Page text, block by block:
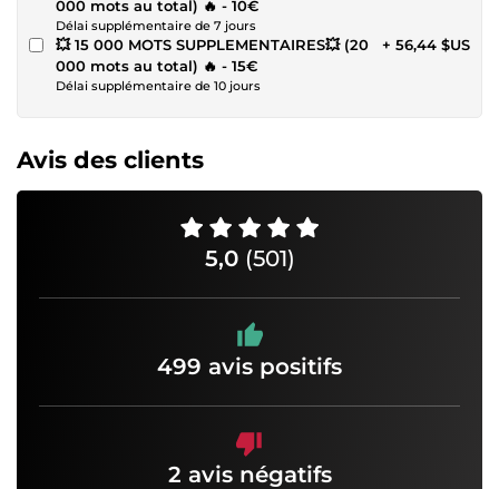
000 mots au total) 🔥 - 10€
Délai supplémentaire de 7 jours
💥 15 000 MOTS SUPPLEMENTAIRES💥 (20
000 mots au total) 🔥 - 15€
Délai supplémentaire de 10 jours
+ 56,44 $US
Avis des clients
5,0 (501)
499 avis positifs
2 avis négatifs